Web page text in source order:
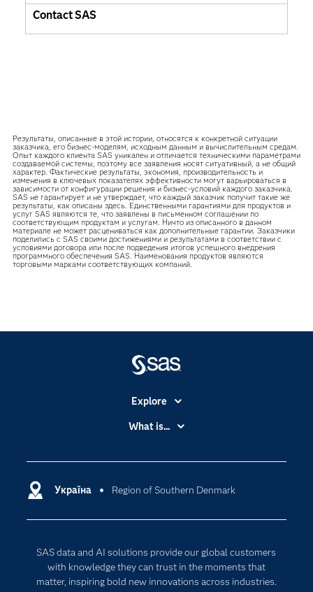
Contact SAS
Результаты, описанные в этой истории, относятся к конкретной ситуации
заказчика, его бизнес-моделям, исходным данным и вычислительным средам.
Опыт каждого клиента SAS уникален и отличается техническими параметрами
создаваемой системы, поэтому все заявления носят ситуативный, а не общий
характер. Фактические результаты, экономия, производительность и
изменения в ключевых показателях эффективности могут варьироваться в
зависимости от конфигурации решения и бизнес-условий каждого заказчика.
SAS не гарантирует и не утверждает, что каждый заказчик получит такие же
результаты, как описаны здесь. Единственными гарантиями для продуктов и
услуг SAS являются те, что заявлены в письменном соглашении по
соответствующим продуктам и услугам. Ничто из описанного в данном
материале не может расцениваться как дополнительные гарантии. Заказчики
поделились с SAS своими достижениями и результатами в соответствии с
условиями договора или после подведения итогов успешного внедрения
программного обеспечения SAS. Наименования продуктов являются
торговыми марками соответствующих компаний.
Україна Region of Southern Denmark
SAS data and AI solutions provide our global customers
with knowledge they can trust in the moments that
matter, inspiring bold new innovations across industries.
Explore
Accessibility
Certification
Communities
Documentation
For Educators
What is...
Cloud Computing
Responsible Innovation